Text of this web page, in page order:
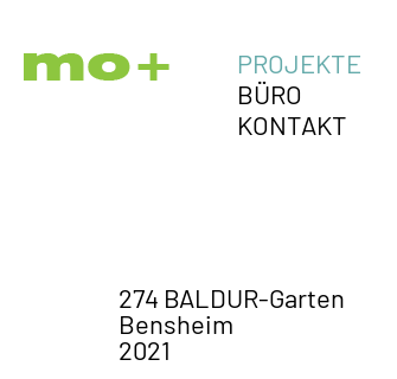
PROJEKTE
BÜRO
KONTAKT
274 BALDUR-Garten
Bensheim
2021